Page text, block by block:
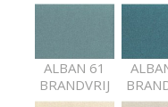
ALBAN 61
BRANDVRIJ